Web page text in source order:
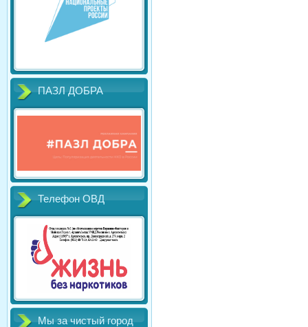
ПАЗЛ ДОБРА
Телефон ОВД
Мы за чистый город